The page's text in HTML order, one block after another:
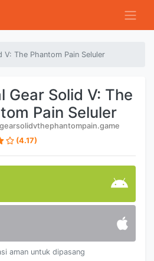
V: The Phantom Pain Seluler
Gear Solid V: The
Pain Seluler
(4.17)
aman untuk dipasang